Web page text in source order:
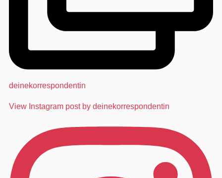
deinekorrespondentin
View Instagram post by deinekorrespondentin